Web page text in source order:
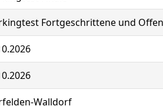
Fortgeschrittene und
Walldorf